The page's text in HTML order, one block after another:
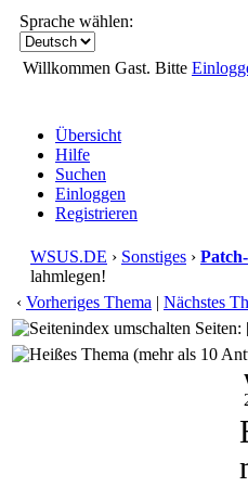
Sprache wählen:
Willkommen Gast. Bitte
Übersicht
Hilfe
Suchen
Einloggen
Registrieren
WSUS.DE › Sonstiges ›
lahmlegen!
‹ Vorheriges Thema | Nächstes
Seiten: